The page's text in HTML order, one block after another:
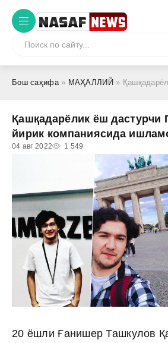
Бош саҳифа» МАҲАЛЛИЙ » Қашқадарёлик ёш дастурчи
Қашқадарёлик ёш дастурчи
йирик компаниясида
04 авг 2022 1 549
20 ёшли Ғанишер Ташкулов